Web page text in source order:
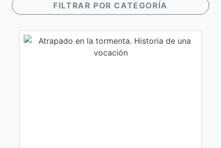
FILTRAR POR CATEGORÍA